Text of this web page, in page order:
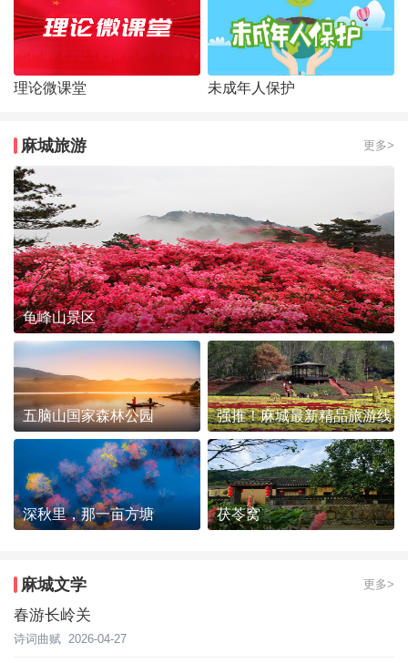
理论微课堂 未成年人保护
麻城旅游 更多>
龟峰山景区
五脑山国家森林公园 强推！麻城最新精品旅游线
路发布~
深秋里，那一亩方塘 茯苓窝
麻城文学 更多>
春游长岭关
诗词曲赋 2026-04-27